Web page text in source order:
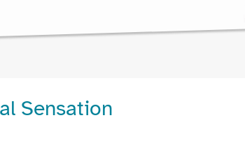
Sensation